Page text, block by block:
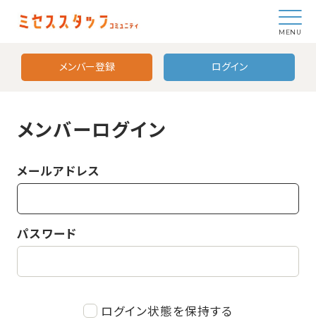
MENU
メンバー登録 ログイン
メンバーログイン
メールアドレス
パスワード
ログイン状態を保持する